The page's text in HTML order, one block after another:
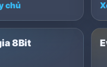
chủ
8Bit